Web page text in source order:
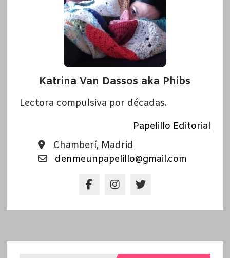
Katrina Van Dassos aka Phibs
Lectora compulsiva por décadas.
Papelillo Editorial
Chamberí, Madrid
denmeunpapelillo@gmail.com